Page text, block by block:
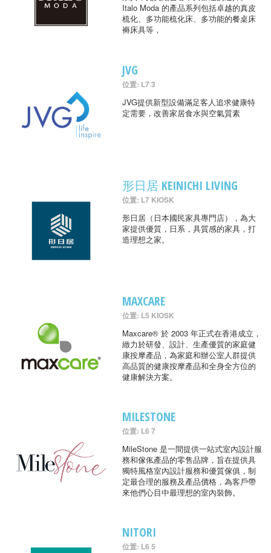
Italo Moda 的產品系列包括卓越的真皮
梳化、多功能梳化床、多功能的餐桌床
褥床具等，
JVG
位置: L7 3
JVG提供新型設備滿足客人追求健康特
定需要，改善家居食水與空氣質素
形日居 KEINICHI LIVING
位置: L7 KIOSK
形日居（日本國民家具專門店），為大
家提供優質，日系，具質感的家具，打
造理想之家。
MAXCARE
位置: L5 KIOSK
Maxcare® 於 2003 年正式在香港成立，
緻力於研發、設計、生產優質的家庭健
康按摩產品，為家庭和辦公室人群提供
高品質的健康按摩產品和全身全方位的
健康解決方案。
MILESTONE
位置: L6 7
MileStone 是一間提供一站式室內設計服
務和傢俬產品的零售品牌，旨在提供具
獨特風格室內設計服務和優質傢俱，制
定最合理的服務及產品價格，為客戶帶
來他們心目中最理想的室內裝飾。
NITORI
位置: L6 5